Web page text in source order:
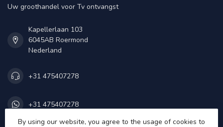
Uw groothandel voor Tv ontvangst
Kapellerlaan 103
6045AB Roermond
Nederland
+31 475407278
+31 475407278
By using our website, you agree to the usage of cookies to